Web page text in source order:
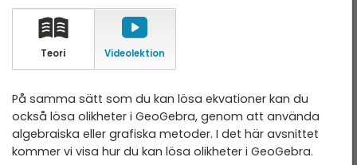
Teori Video­lektion
På samma sätt som du kan lösa ekvationer kan du
också lösa olikheter i GeoGebra, genom att använda
algebraiska eller grafiska metoder. I det här avsnittet
kommer vi visa hur du kan lösa olikheter i GeoGebra.
Flera beräkningar
Statistik och sannolikhet
MATTE PÅ LÄTT SV
KUL MED MATTE